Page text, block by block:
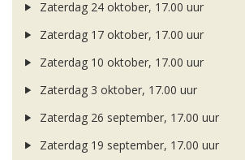
Zaterdag 24 oktober, 17.00 uur
Zaterdag 17 oktober, 17.00 uur
Zaterdag 10 oktober, 17.00 uur
Zaterdag 3 oktober, 17.00 uur
Zaterdag 26 september, 17.00 uur
Zaterdag 19 september, 17.00 uur